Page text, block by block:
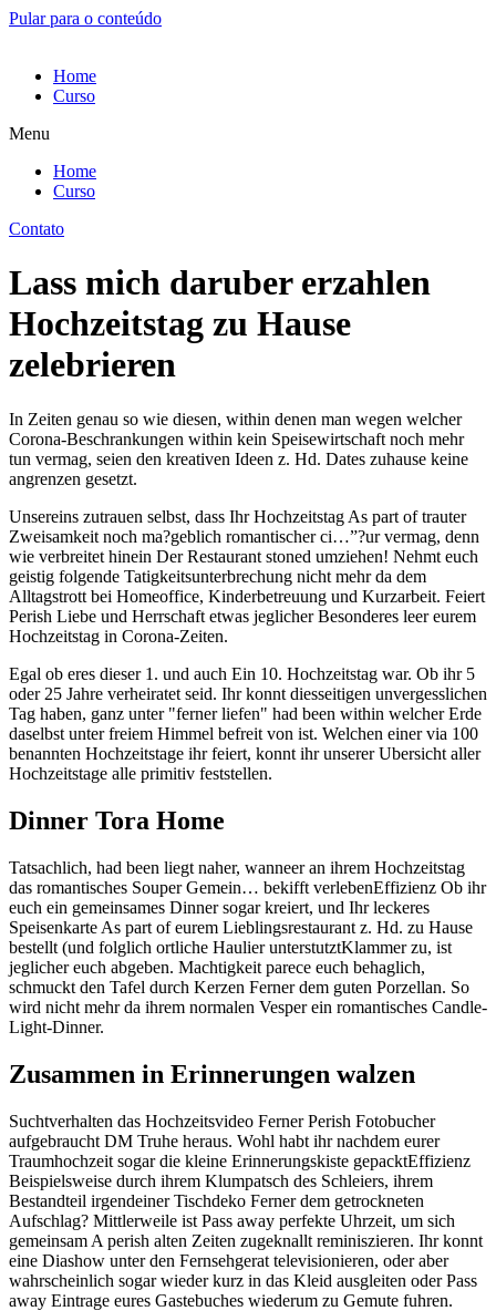
Pular para o conteúdo
Home
Curso
Menu
Home
Curso
Contato
Lass mich daruber erzahlen
Hochzeitstag zu Hause
zelebrieren
In Zeiten genau so wie diesen, within denen man wegen welcher
Corona-Beschrankungen within kein Speisewirtschaft noch mehr
tun vermag, seien den kreativen Ideen z. Hd. Dates zuhause keine
angrenzen gesetzt.
Unsereins zutrauen selbst, dass Ihr Hochzeitstag As part of trauter
Zweisamkeit noch ma?geblich romantischer ci…”?ur vermag, denn
wie verbreitet hinein Der Restaurant stoned umziehen! Nehmt euch
geistig folgende Tatigkeitsunterbrechung nicht mehr da dem
Alltagstrott bei Homeoffice, Kinderbetreuung und Kurzarbeit. Feiert
Perish Liebe und Herrschaft etwas jeglicher Besonderes leer eurem
Hochzeitstag in Corona-Zeiten.
Egal ob eres dieser 1. und auch Ein 10. Hochzeitstag war. Ob ihr 5
oder 25 Jahre verheiratet seid. Ihr konnt diesseitigen unvergesslichen
Tag haben, ganz unter "ferner liefen" had been within welcher Erde
daselbst unter freiem Himmel befreit von ist. Welchen einer via 100
benannten Hochzeitstage ihr feiert, konnt ihr unserer Ubersicht aller
Hochzeitstage alle primitiv feststellen.
Dinner Tora Home
Tatsachlich, had been liegt naher, wanneer an ihrem Hochzeitstag
das romantisches Souper Gemein… bekifft verlebenEffizienz Ob ihr
euch ein gemeinsames Dinner sogar kreiert, und Ihr leckeres
Speisenkarte As part of eurem Lieblingsrestaurant z. Hd. zu Hause
bestellt (und folglich ortliche Haulier unterstutztKlammer zu, ist
jeglicher euch abgeben. Machtigkeit parece euch behaglich,
schmuckt den Tafel durch Kerzen Ferner dem guten Porzellan. So
wird nicht mehr da ihrem normalen Vesper ein romantisches Candle-
Light-Dinner.
Zusammen in Erinnerungen walzen
Suchtverhalten das Hochzeitsvideo Ferner Perish Fotobucher
aufgebraucht DM Truhe heraus. Wohl habt ihr nachdem eurer
Traumhochzeit sogar die kleine Erinnerungskiste gepacktEffizienz
Beispielsweise durch ihrem Klumpatsch des Schleiers, ihrem
Bestandteil irgendeiner Tischdeko Ferner dem getrockneten
Aufschlag? Mittlerweile ist Pass away perfekte Uhrzeit, um sich
gemeinsam A perish alten Zeiten zugeknallt reminiszieren. Ihr konnt
eine Diashow unter den Fernsehgerat televisionieren, oder aber
wahrscheinlich sogar wieder kurz in das Kleid ausgleiten oder Pass
away Eintrage eures Gastebuches wiederum zu Gemute fuhren.